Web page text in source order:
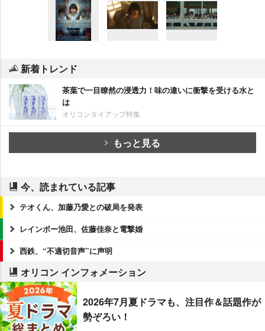
新着トレンド
茶葉で一目瞭然の浸透力！味の違いに衝撃を受ける水と
は
オリコンタイアップ特集
もっと見る
今、読まれている記事
テオくん、加藤乃愛との破局を発表
レインボー池田、佐藤佳奈と電撃婚
西鉄、“不適切音声”に声明
オリコン インフォメーション
2026年7月夏ドラマも、注目作＆話題作が
勢ぞろい！